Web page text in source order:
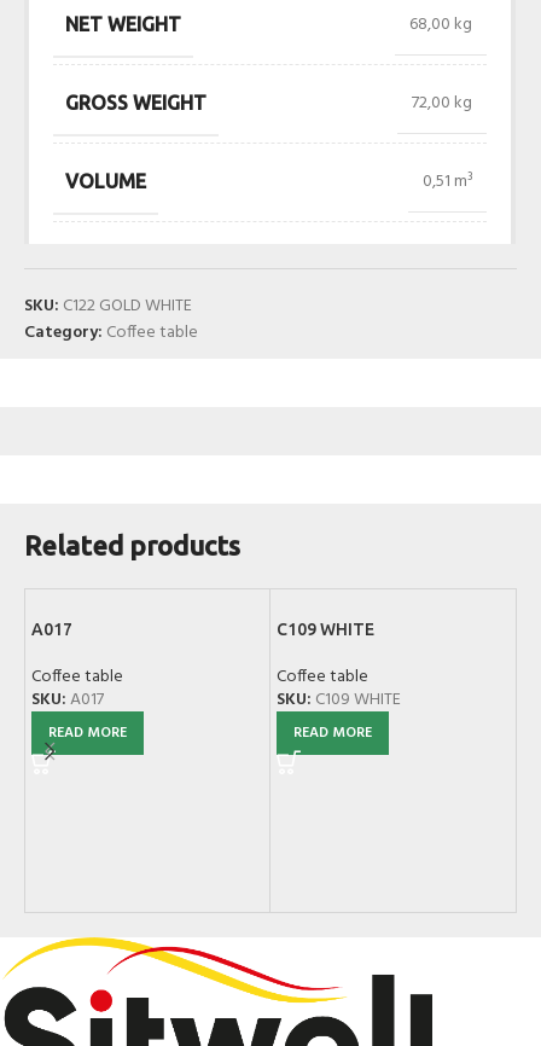
NET WEIGHT 68,00 kg
GROSS WEIGHT 72,00 kg
VOLUME 0,51 m³
SKU: C122 GOLD WHITE
Category: Coffee table
Related products
A017
Coffee table
SKU:A017
READ MORE
C109 WHITE
Coffee table
SKU: C109 WHITE
READ MORE